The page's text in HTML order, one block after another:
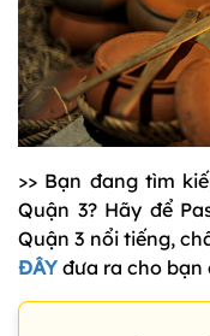
>> Bạn đang tìm
Quận 3? Hãy để
Quận 3 nổi tiếng,
ĐÂY đưa ra cho bạn